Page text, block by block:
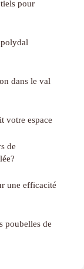
pour
dans le val
votre espace
de
une efficacité
poubelles de